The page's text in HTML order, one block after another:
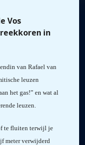
Vos
in
van Rafael van
leuzen
het gas!” en wat al
leuzen.
te fluiten terwijl je
meter verwijderd